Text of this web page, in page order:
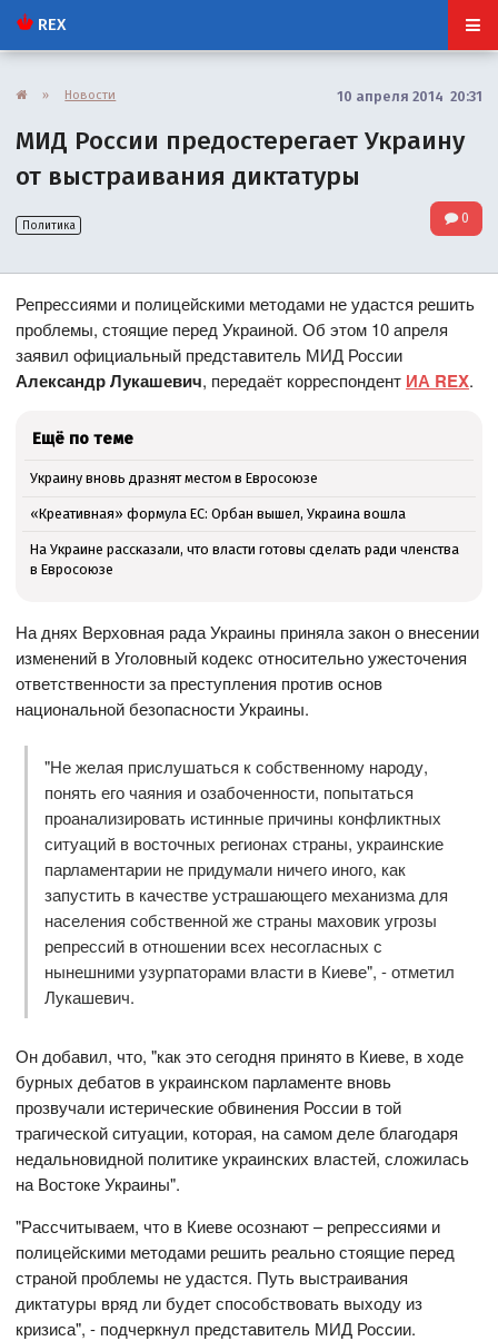
REX
» Новости 10 апреля 2014 20:31
МИД России предостерегает Украину
от выстраивания диктатуры
Политика 0
Репрессиями и полицейскими методами не удастся решить
проблемы, стоящие перед Украиной. Об этом 10 апреля
заявил официальный представитель МИД России
Александр Лукашевич, передаёт корреспондент ИА REX.
Ещё по теме
Украину вновь дразнят местом в Евросоюзе
«Креативная» формула ЕС: Орбан вышел, Украина вошла
На Украине рассказали, что власти готовы сделать ради членства
в Евросоюзе
На днях Верховная рада Украины приняла закон о внесении
изменений в Уголовный кодекс относительно ужесточения
ответственности за преступления против основ
национальной безопасности Украины.
"Не желая прислушаться к собственному народу,
понять его чаяния и озабоченности, попытаться
проанализировать истинные причины конфликтных
ситуаций в восточных регионах страны, украинские
парламентарии не придумали ничего иного, как
запустить в качестве устрашающего механизма для
населения собственной же страны маховик угрозы
репрессий в отношении всех несогласных с
нынешними узурпаторами власти в Киеве", - отметил
Лукашевич.
Он добавил, что, "как это сегодня принято в Киеве, в ходе
бурных дебатов в украинском парламенте вновь
прозвучали истерические обвинения России в той
трагической ситуации, которая, на самом деле благодаря
недальновидной политике украинских властей, сложилась
на Востоке Украины".
"Рассчитываем, что в Киеве осознают – репрессиями и
полицейскими методами решить реально стоящие перед
страной проблемы не удастся. Путь выстраивания
диктатуры вряд ли будет способствовать выходу из
кризиса", - подчеркнул представитель МИД России.